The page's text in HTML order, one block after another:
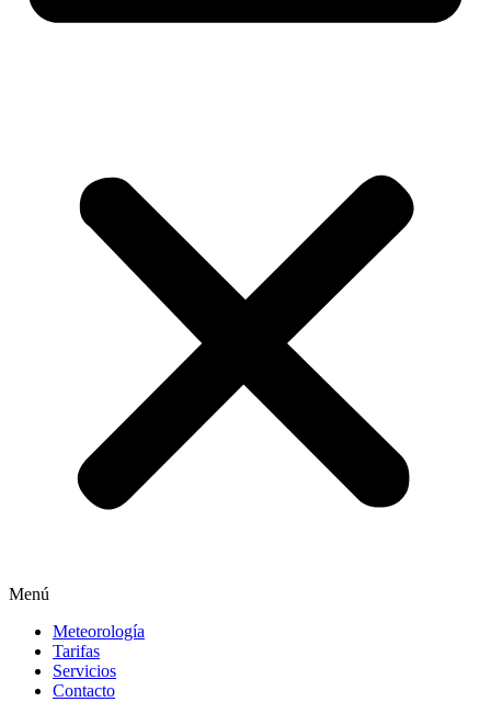
Menú
Meteorología
Tarifas
Servicios
Contacto